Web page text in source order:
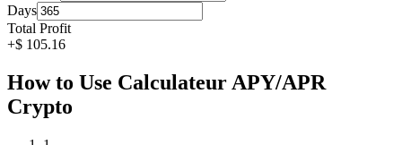
Days
Total Profit
+$ 105.16
How to Use Calculateur APY/APR
Crypto